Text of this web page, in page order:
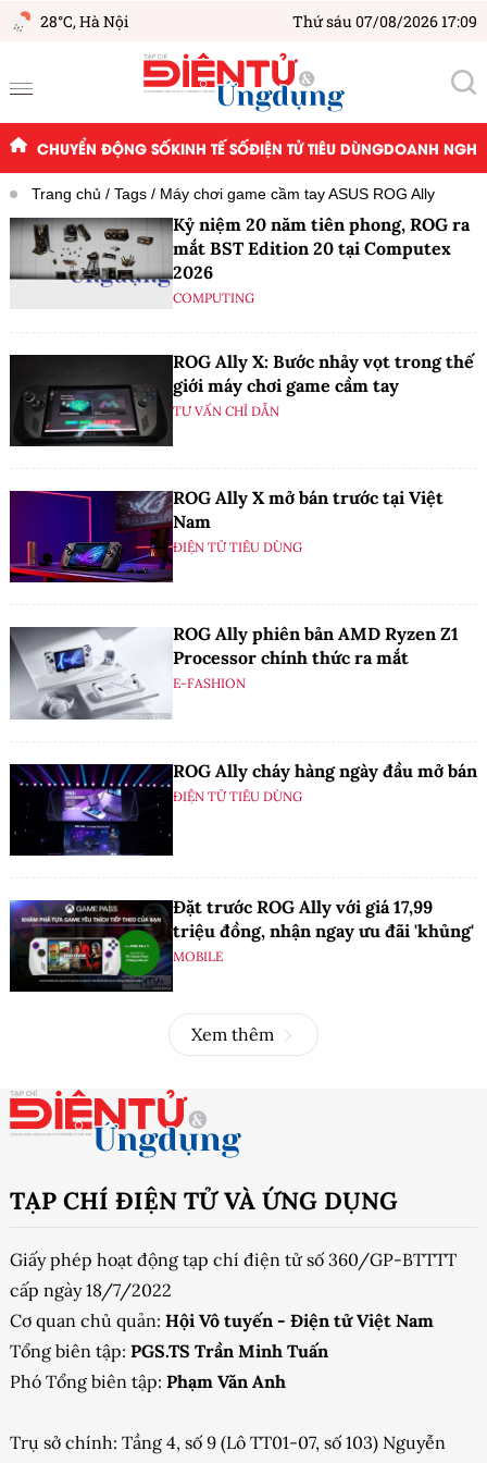
28°C,Hà Nội Thứ sáu 07/08/2026 17:09
CHUYỂN ĐỘNG SỐKINH TẾ SỐĐIỆN TỬ TIÊU DÙNGDOANH
Trang chủ Tags Máy chơi game cầm tay ASUS ROG Ally
Kỷ niệm 20 năm tiên phong, ROG ra
mắt BST Edition 20 tại Computex
2026
COMPUTING
ROG Ally X: Bước nhảy vọt trong thế
giới máy chơi game cầm tay
TƯ VẤN CHỈ DẪN
ROG Ally X mở bán trước tại Việt
Nam
ĐIỆN TỬ TIÊU DÙNG
ROG Ally phiên bản AMD Ryzen Z1
Processor chính thức ra mắt
E-FASHION
ROG Ally cháy hàng ngày đầu mở bán
ĐIỆN TỬ TIÊU DÙNG
Đặt trước ROG Ally với giá 17,99
triệu đồng, nhận ngay ưu đãi 'khủng'
MOBILE
Xem thêm
TẠP CHÍ ĐIỆN TỬ VÀ ỨNG DỤNG
Giấy phép hoạt động tạp chí điện tử số 360/GP-BTTTT
cấp ngày 18/7/2022
Cơ quan chủ quản: Hội Vô tuyến - Điện tử Việt Nam
Tổng biên tập: PGS.TS Trần Minh Tuấn
Phó Tổng biên tập: Phạm Văn Anh
Trụ sở chính: Tầng 4, số 9 (Lô TT01-07, số 103) Nguyễn